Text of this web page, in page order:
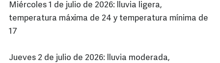
Miércoles 1 de julio de 2026: lluvia ligera,
temperatura máxima de 24 y temperatura mínima de
17
Jueves 2 de julio de 2026: lluvia moderada,